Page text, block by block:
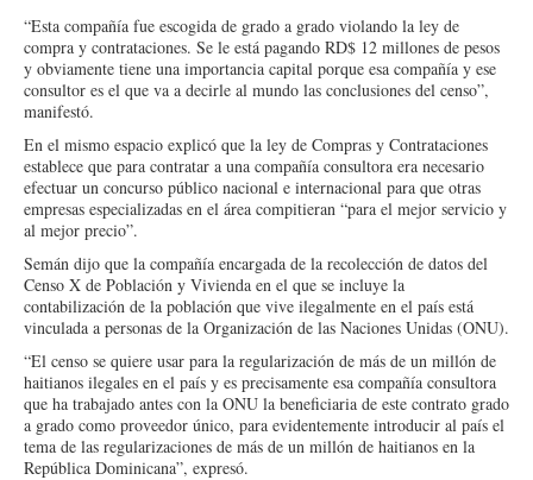
“Esta compañía fue escogida de grado a grado violando la ley de
compra y contrataciones. Se le está pagando RD$ 12 millones de pesos
y obviamente tiene una importancia capital porque esa compañía y ese
consultor es el que va a decirle al mundo las conclusiones del censo”,
manifestó.
En el mismo espacio explicó que la ley de Compras y Contrataciones
establece que para contratar a una compañía consultora era necesario
efectuar un concurso público nacional e internacional para que otras
empresas especializadas en el área compitieran “para el mejor servicio y
al mejor precio”.
Semán dijo que la compañía encargada de la recolección de datos del
Censo X de Población y Vivienda en el que se incluye la
contabilización de la población que vive ilegalmente en el país está
vinculada a personas de la Organización de las Naciones Unidas (ONU).
“El censo se quiere usar para la regularización de más de un millón de
haitianos ilegales en el país y es precisamente esa compañía consultora
que ha trabajado antes con la ONU la beneficiaria de este contrato grado
a grado como proveedor único, para evidentemente introducir al país el
tema de las regularizaciones de más de un millón de haitianos en la
República Dominicana”, expresó.